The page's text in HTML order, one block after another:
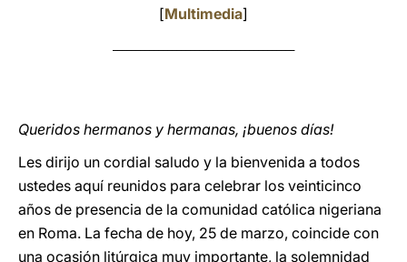
[Multimedia]
Queridos hermanos y hermanas, ¡buenos días!
Les dirijo un cordial saludo y la bienvenida a todos
ustedes aquí reunidos para celebrar los veinticinco
años de presencia de la comunidad católica nigeriana
en Roma. La fecha de hoy, 25 de marzo, coincide con
una ocasión litúrgica muy importante, la solemnidad